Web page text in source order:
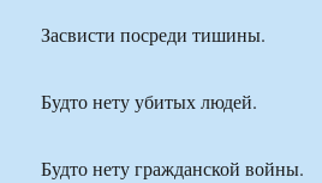
Засвисти посреди тишины.
Будто нету убитых людей.
Будто нету гражданской войны.